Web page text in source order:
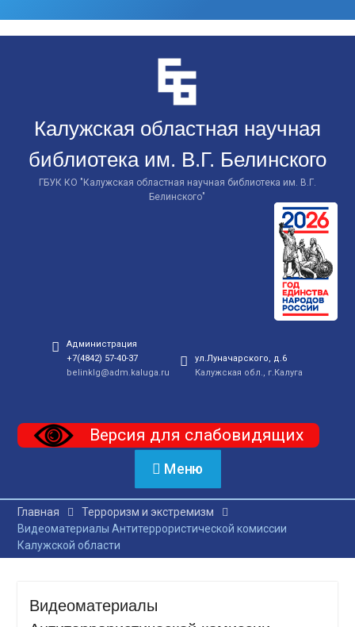
Калужская областная научная
библиотека им. В.Г. Белинского
ГБУК КО "Калужская областная научная библиотека им. В.Г.
Белинского"
Администрация
+7(4842) 57-40-37
belinklg@adm.kaluga.ru
ул.Луначарского, д.6
Калужская обл., г.Калуга
Версия для слабовидящих
Меню
Главная
Терроризм и экстремизм
Видеоматериалы Антитеррористической комиссии
Калужской области
Видеоматериалы